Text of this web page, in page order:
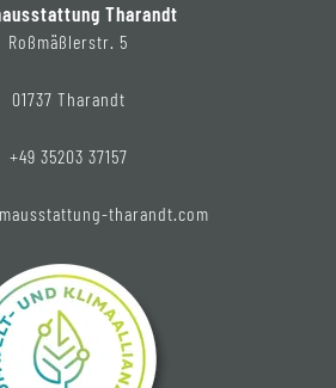
Tharandt
Roßmäßlerstr. 5
01737 Tharandt
+49 35203 37157
tharandt.com